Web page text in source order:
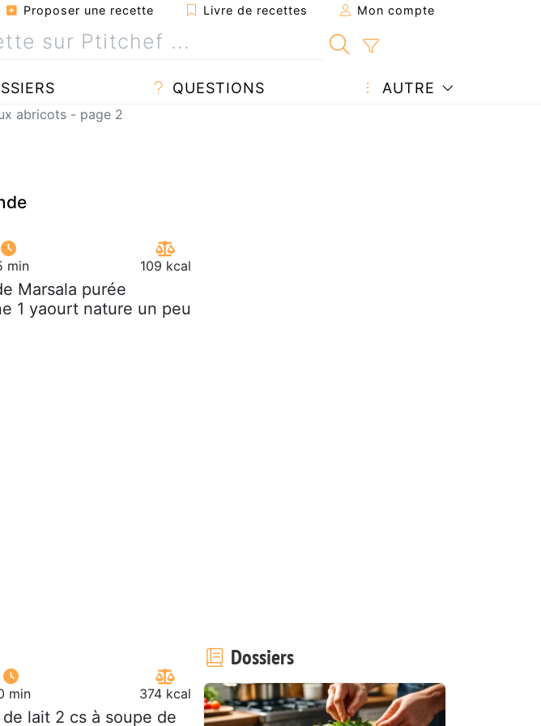
Proposer une recette Livre de recettes Mon compte
QUESTIONS AUTRE
abricots - page 2
min 109 kcal
Marsala purée
1 yaourt nature un peu
min 374 kcal
lait 2 cs à soupe de
Dossiers